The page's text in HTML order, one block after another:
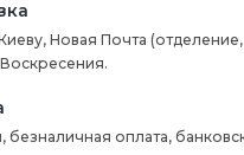
Новая Почта
безналичная оплата,